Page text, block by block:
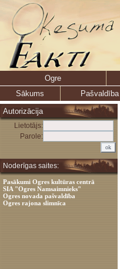
Ogre
Sākums
Pašvaldība
Autorizācija
Lietotājs:
Parole:
Noderīgas saites:
Pasākumi Ogres kultūras centrā
SIA "Ogres Namsaimnieks"
Ogres novada pašvaldība
Ogres rajona slimnīca